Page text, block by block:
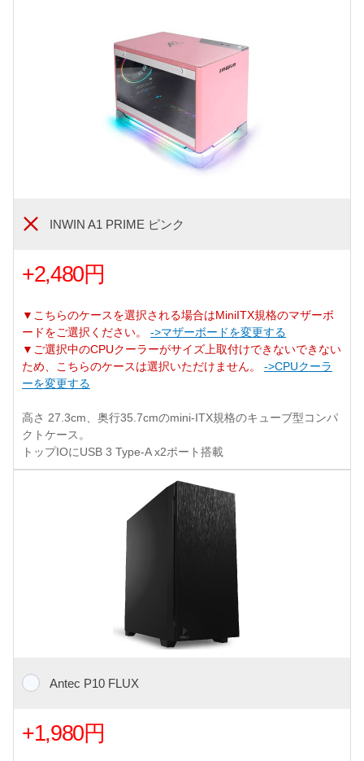
INWIN A1 PRIME ピンク
+2,480円
▼こちらのケースを選択される場合はMiniITX規格のマザーボ
ードをご選択ください。 ->マザーボードを変更する
▼ご選択中のCPUクーラーがサイズ上取付けできないできない
ため、こちらのケースは選択いただけません。 ->CPUクーラ
ーを変更する
高さ 27.3cm、奥行35.7cmのmini-ITX規格のキューブ型コンパ
クトケース。
トップIOにUSB 3 Type-A x2ポート搭載
Antec P10 FLUX
+1,980円